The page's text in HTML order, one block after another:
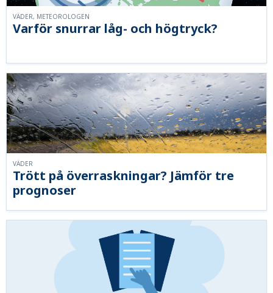
Varför snurrar låg- och högtryck?
VÄDER, METEOROLOGEN
Trött på överraskningar? Jämför tre
prognoser
VÄDER